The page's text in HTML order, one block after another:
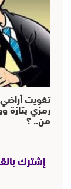
تفويت
رمزي بتازة
من.. ؟
إشترك